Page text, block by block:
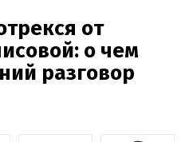
от
о чем
разговор